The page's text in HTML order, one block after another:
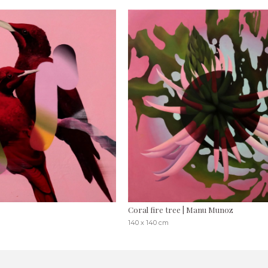
Coral fire tree | Manu Munoz
140 x 140 cm